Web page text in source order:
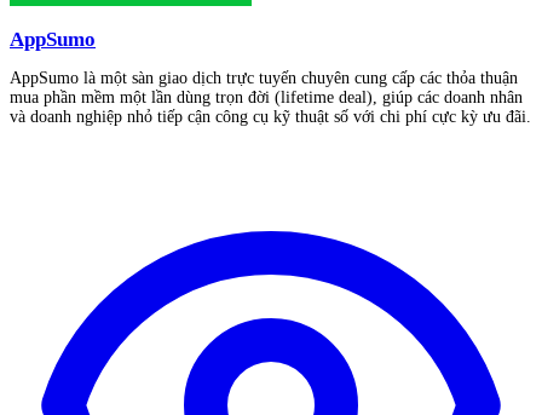
AppSumo
AppSumo là một sàn giao dịch trực tuyến chuyên cung cấp các thỏa thuận
mua phần mềm một lần dùng trọn đời (lifetime deal), giúp các doanh nhân
và doanh nghiệp nhỏ tiếp cận công cụ kỹ thuật số với chi phí cực kỳ ưu đãi.